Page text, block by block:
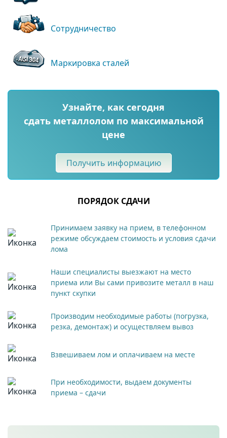
Сотрудничество
Маркировка сталей
Узнайте, как сегодня
сдать металлолом по максимальной
цене
Получить информацию
ПОРЯДОК СДАЧИ
Принимаем заявку на прием, в телефонном
режиме обсуждаем стоимость и условия сдачи
лома
Наши специалисты выезжают на место
приема или Вы сами привозите металл в наш
пункт скупки
Производим необходимые работы (погрузка,
резка, демонтаж) и осуществляем вывоз
Взвешиваем лом и оплачиваем на месте
При необходимости, выдаем документы
приема – сдачи